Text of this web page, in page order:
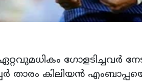
ഗോളടിച്ചവർ
താരം കിലിയൻ